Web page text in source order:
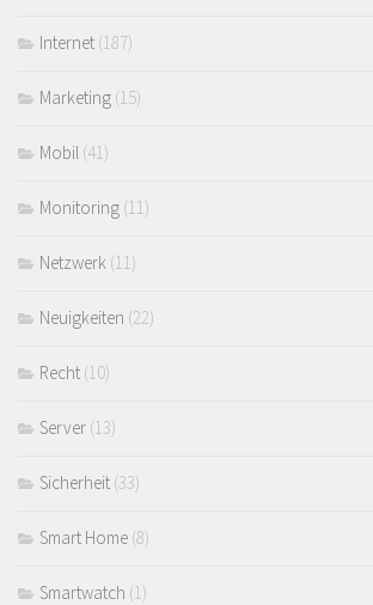
Internet (187)
Marketing (15)
Mobil (41)
Monitoring (11)
Netzwerk (11)
Neuigkeiten (22)
Recht (10)
Server (13)
Sicherheit (33)
Smart Home (8)
Smartwatch (1)